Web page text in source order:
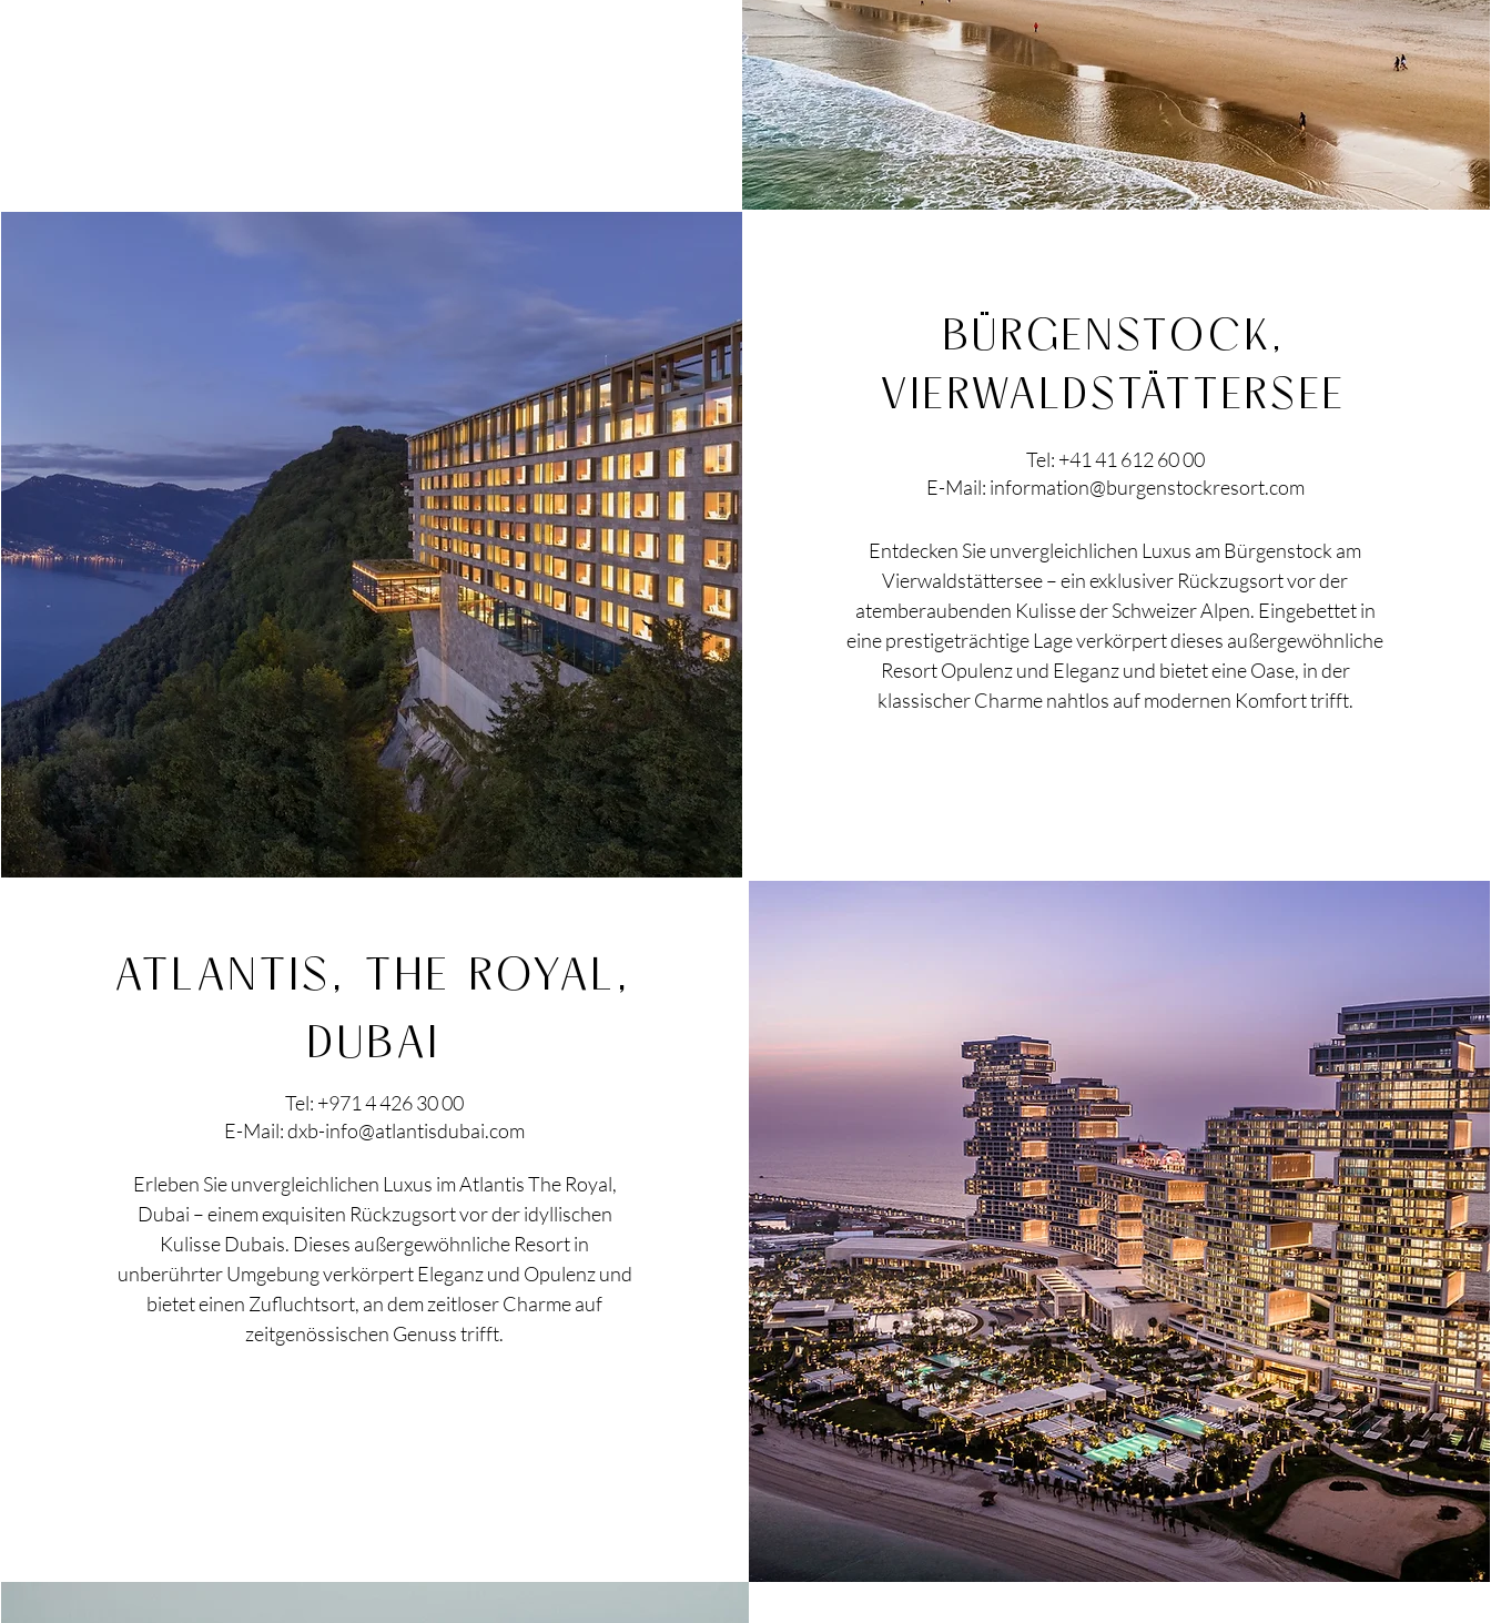
BÜRGENSTOCK,
VIERWALDSTÄTTERSEE
Tel: +41 41 612 60 00
E-Mail: information@burgenstockresort.com
Entdecken Sie unvergleichlichen Luxus am Bürgenstock am
Vierwaldstättersee – ein exklusiver Rückzugsort vor der
atemberaubenden Kulisse der Schweizer Alpen. Eingebettet in
eine prestigeträchtige Lage verkörpert dieses außergewöhnliche
Resort Opulenz und Eleganz und bietet eine Oase, in der
klassischer Charme nahtlos auf modernen Komfort trifft.
ATLANTIS, THE ROYAL,
DUBAI
Tel: +971 4 426 30 00
E-Mail:dxb-info@atlantisdubai.com
Erleben Sie unvergleichlichen Luxus im Atlantis The Royal,
Dubai – einem exquisiten Rückzugsort vor der idyllischen
Kulisse Dubais. Dieses außergewöhnliche Resort in
unberührter Umgebung verkörpert Eleganz und Opulenz und
bietet einen Zufluchtsort, an dem zeitloser Charme auf
zeitgenössischen Genuss trifft.